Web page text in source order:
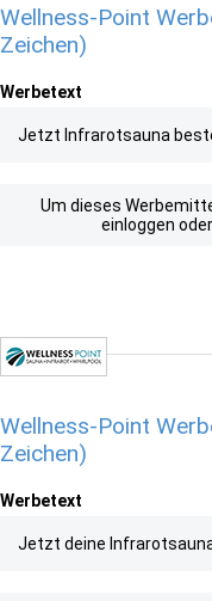
Wellness-Point
Zeichen)
Werbetext
Jetzt Infrarotsauna
Um dieses
einloggen
Wellness-Point
Zeichen)
Werbetext
Jetzt deine